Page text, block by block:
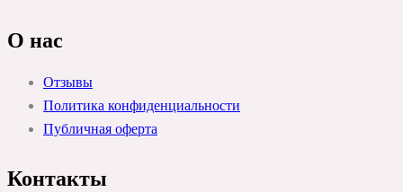
О нас
Отзывы
Политика конфиденциальности
Публичная оферта
Контакты